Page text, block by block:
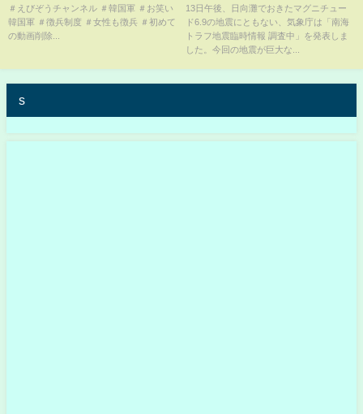
る韓国で、女性も兵役に就くべ
きだと訴える大統領府への請願
に29万人以上が賛同し、注目を
＃えびぞうチャンネル ＃韓国軍 ＃お笑い
韓国軍 ＃徴兵制度 ＃女性も徴兵 ＃初めて
の動画削除...
#shorts
13日午後、日向灘でおきたマグニチュー
ド6.9の地震にともない、気象庁は「南海
トラフ地震臨時情報 調査中」を発表しま
した。今回の地震が巨大な...
s